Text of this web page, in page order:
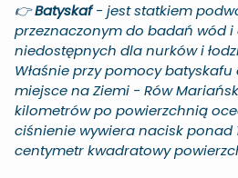
👉Batyskaf- jest statkiem
przeznaczonym do badań wód
niedostępnych dla nurków i
Właśnie przy pomocy
miejsce na Ziemi - Rów
kilometrów po powierzchnią
ciśnienie wywiera nacisk ponad
centymetr kwadratowy